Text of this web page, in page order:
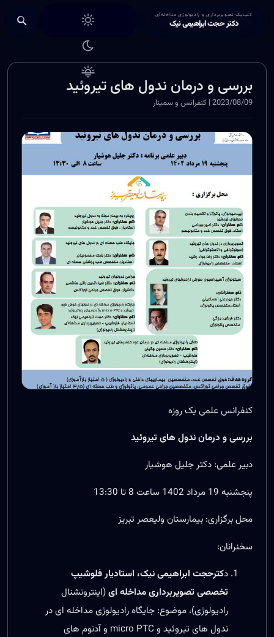
کلینیک تصویربرداری و رادیولوژی مداخله‌ای
دکتر حجت ابراهیمی نیک Choose theme
بررسی و درمان ندول های تیروئید
2023/08/09 | کنفرانس و سمینار
کنفرانس علمی یک روزه
بررسی و درمان ندول های تیروئید
دبیر علمی: دکتر جلیل هوشیار
پنجشنبه 19 مرداد 1402 ساعت 8 تا 13:30
محل برگزاری: بیمارستان ولیعصر تبریز
سخنرانان:
دکترحجت ابراهیمی نیک، استادیار فلوشیپ
تخصصی تصویربرداری مداخله ای(اینترونشنال
رادیولوژی)، موضوع: جایگاه رادیولوژی مداخله ای در
ندول های تیروئید و micro PTC و آدنوم های